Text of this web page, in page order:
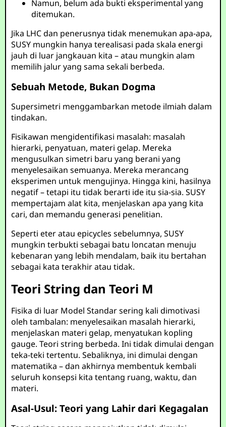
Namun, belum ada bukti eksperimental yang
ditemukan.
Jika LHC dan penerusnya tidak menemukan apa-apa,
SUSY mungkin hanya terealisasi pada skala energi
jauh di luar jangkauan kita – atau mungkin alam
memilih jalur yang sama sekali berbeda.
Sebuah Metode, Bukan Dogma
Supersimetri menggambarkan metode ilmiah dalam
tindakan.
Fisikawan mengidentifikasi masalah: masalah
hierarki, penyatuan, materi gelap. Mereka
mengusulkan simetri baru yang berani yang
menyelesaikan semuanya. Mereka merancang
eksperimen untuk mengujinya. Hingga kini, hasilnya
negatif – tetapi itu tidak berarti ide itu sia-sia. SUSY
mempertajam alat kita, menjelaskan apa yang kita
cari, dan memandu generasi penelitian.
Seperti eter atau epicycles sebelumnya, SUSY
mungkin terbukti sebagai batu loncatan menuju
kebenaran yang lebih mendalam, baik itu bertahan
sebagai kata terakhir atau tidak.
Teori String dan Teori M
Fisika di luar Model Standar sering kali dimotivasi
oleh tambalan: menyelesaikan masalah hierarki,
menjelaskan materi gelap, menyatukan kopling
gauge. Teori string berbeda. Ini tidak dimulai dengan
teka-teki tertentu. Sebaliknya, ini dimulai dengan
matematika – dan akhirnya membentuk kembali
seluruh konsepsi kita tentang ruang, waktu, dan
materi.
Asal-Usul: Teori yang Lahir dari Kegagalan